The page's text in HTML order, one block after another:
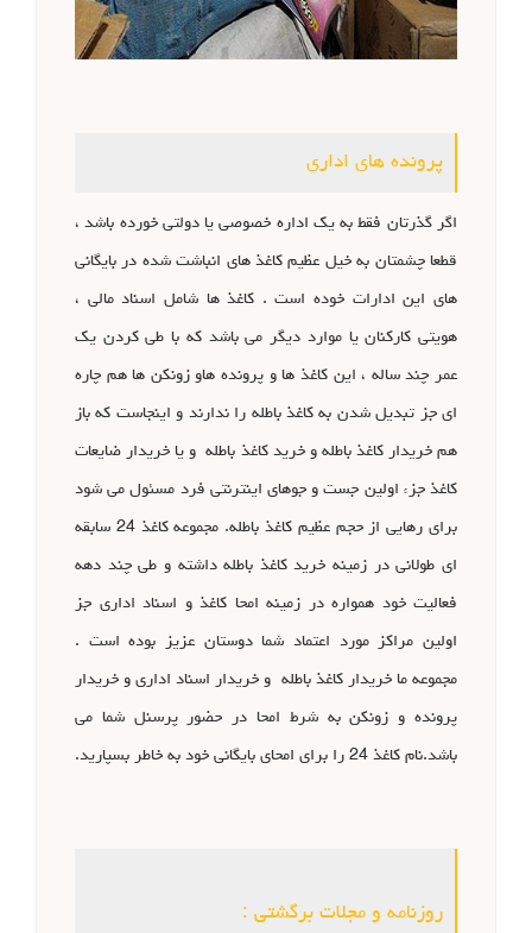
پرونده های اداری
اگر گذرتان فقط به یک اداره خصوصی یا دولتی خورده باشد ،
قطعا چشمتان به خیل عظیم کاغذ های انباشت شده در بایگانی
های این ادارات خوده است . کاغذ ها شامل اسناد مالی ،
هویتی کارکنان یا موارد دیگر می باشد که با طی کردن یک
عمر چند ساله ، این کاغذ ها و پرونده هاو زونکن ها هم چاره
ای جز تبدیل شدن به کاغذ باطله را ندارند و اینجاست که باز
هم خریدار کاغذ باطله و خرید کاغذ باطله و یا خریدار ضایعات
کاغذ جزء اولین جست و جوهای اینترنتی فرد مسئول می شود
برای رهایی از حجم عظیم کاغذ باطله. مجموعه کاغذ 24 سابقه
ای طولانی در زمینه خرید کاغذ باطله داشته و طی چند دهه
فعالیت خود همواره در زمینه امحا کاغذ و اسناد اداری جز
اولین مراکز مورد اعتماد شما دوستان عزیز بوده است .
مجموعه ما خریدار کاغذ باطله و خریدار اسناد اداری و خریدار
پرونده و زونکن به شرط امحا در حضور پرسنل شما می
باشد.نام کاغذ 24 را برای امحای بایگانی خود به خاطر بسپارید.
روزنامه و مجلات برگشتی :